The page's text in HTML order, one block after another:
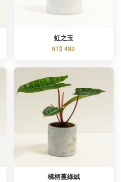
虹之玉
NT$ 480
橘柄蔓綠絨